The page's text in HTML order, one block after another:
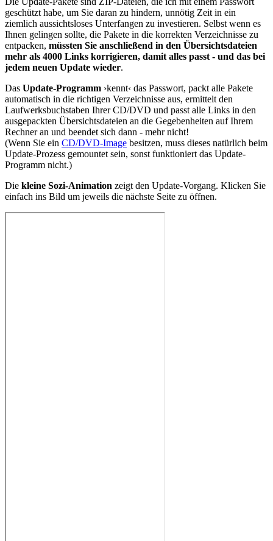
geschützt habe, um Sie daran zu hindern, unnötig Zeit in ein
ziemlich aussichtsloses Unterfangen zu investieren. Selbst wenn es
Ihnen gelingen sollte, die Pakete in die korrekten Verzeichnisse zu
entpacken, müssten Sie anschließend in den Übersichtsdateien
mehr als 4000 Links korrigieren, damit alles passt - und das bei
jedem neuen Update wieder.
Das Update-Programm ›kennt‹ das Passwort, packt alle Pakete
automatisch in die richtigen Verzeichnisse aus, ermittelt den
Laufwerksbuchstaben Ihrer CD/DVD und passt alle Links in den
ausgepackten Übersichtsdateien an die Gegebenheiten auf Ihrem
Rechner an und beendet sich dann - mehr nicht!
(Wenn Sie ein CD/DVD-Image besitzen, muss dieses natürlich beim
Update-Prozess gemountet sein, sonst funktioniert das Update-
Programm nicht.)
Die kleine Sozi-Animation zeigt den Update-Vorgang. Klicken Sie
einfach ins Bild um jeweils die nächste Seite zu öffnen.